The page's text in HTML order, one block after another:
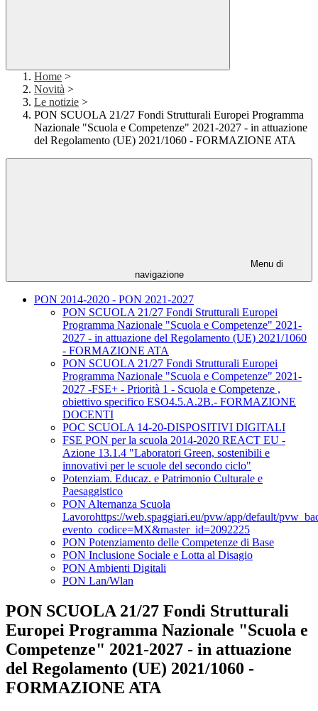
Home >
Novità >
Le notizie >
PON SCUOLA 21/27 Fondi Strutturali Europei Programma
Nazionale "Scuola e Competenze" 2021-2027 - in attuazione
del Regolamento (UE) 2021/1060 - FORMAZIONE ATA
Menu di
navigazione
PON 2014-2020 - PON 2021-2027
PON SCUOLA 21/27 Fondi Strutturali Europei
Programma Nazionale "Scuola e Competenze" 2021-
2027 - in attuazione del Regolamento (UE) 2021/1060
- FORMAZIONE ATA
PON SCUOLA 21/27 Fondi Strutturali Europei
Programma Nazionale "Scuola e Competenze" 2021-
2027 -FSE+ - Priorità 1 - Scuola e Competenze ,
obiettivo specifico ESO4.5.A.2B.- FORMAZIONE
DOCENTI
POC SCUOLA 14-20-DISPOSITIVI DIGITALI
FSE PON per la scuola 2014-2020 REACT EU -
Azione 13.1.4 "Laboratori Green, sostenibili e
innovativi per le scuole del secondo ciclo"
Potenziam. Educaz. e Patrimonio Culturale e
Paesaggistico
PON Alternanza Scuola
Lavorohttps://web.spaggiari.eu/pvw/app/default/
evento_codice=MX&master_id=2092225
PON Potenziamento delle Competenze di Base
PON Inclusione Sociale e Lotta al Disagio
PON Ambienti Digitali
PON Lan/Wlan
PON SCUOLA 21/27 Fondi Strutturali
Europei Programma Nazionale "Scuola e
Competenze" 2021-2027 - in attuazione
del Regolamento (UE) 2021/1060 -
FORMAZIONE ATA